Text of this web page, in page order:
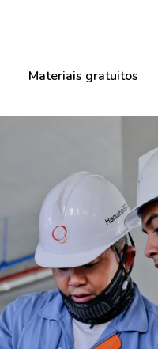
Materiais gratuitos